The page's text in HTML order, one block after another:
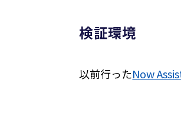
検証環境
以前行ったNow